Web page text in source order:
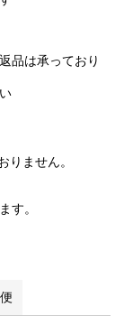
品は承っており
りません。
す。